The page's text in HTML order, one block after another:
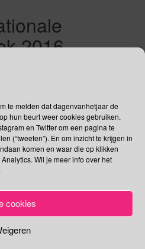
te melden dat dagenvanhetjaar de
hun beurt weer cookies gebruiken.
en Twitter om een pagina te
(“tweeten”). En om inzicht te krijgen in
komen en waar die op klikken
Wil je meer info over het
cookies
2016
eergisteren is de 10e editie
van start gegaan, deze week
maar moet eerlijk
ontgaan is. Desalniettemin is
Diabetes Fonds, en dat vinden